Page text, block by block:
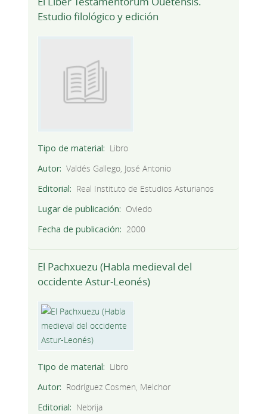
Estudio filológico y edición
Tipo de material
Libro
Autor
Valdés Gallego, José Antonio
Editorial
Real Instituto de Estudios Asturianos
Lugar de publicación
Oviedo
Fecha de publicación
2000
El Pachxuezu (Habla medieval del
occidente Astur-Leonés)
Tipo de material
Libro
Autor
Rodríguez Cosmen, Melchor
Editorial
Nebrija